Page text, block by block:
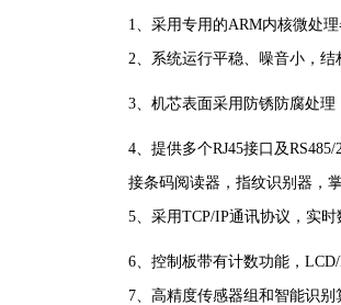
1、采用专用的ARM内核微处
2、系统运行平稳、噪音小，结
3、机芯表面采用防锈防腐处理
4、提供多个RJ45接口及
接条码阅读器，指纹识别器，
5、 采用TCP/IP通讯协议，实
6、控制板带有计数功能，
7、 高精度传感器组和智能识